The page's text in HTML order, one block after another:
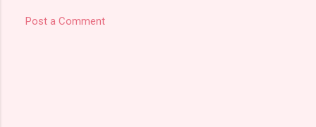
Post a Comment